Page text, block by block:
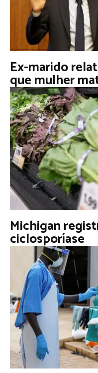
Ex-marido
que mulher
Michigan
ciclosporíase